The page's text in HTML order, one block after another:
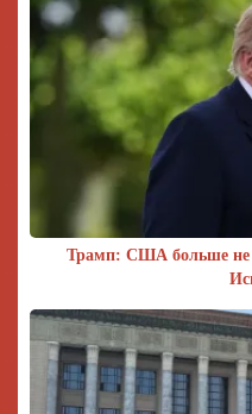
Трамп: США больше не